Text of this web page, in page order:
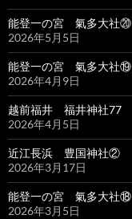
能登一の宮 氣多大社⑳
2026年5月5日
能登一の宮 氣多大社⑲
2026年4月9日
越前福井 福井神社77
2026年4月5日
近江長浜 豊国神社②
2026年3月17日
能登一の宮 氣多大社⑱
2026年3月5日